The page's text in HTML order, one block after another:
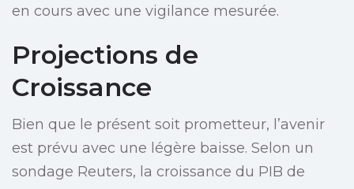
en cours avec une vigilance mesurée.
Projections de
Croissance
Bien que le présent soit prometteur, l’avenir
est prévu avec une légère baisse. Selon un
sondage Reuters, la croissance du PIB de